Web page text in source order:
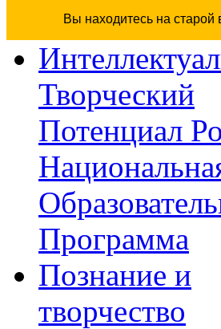
Вы находитесь на
Творческий
Потенциал
Программа
Познание и
творчество